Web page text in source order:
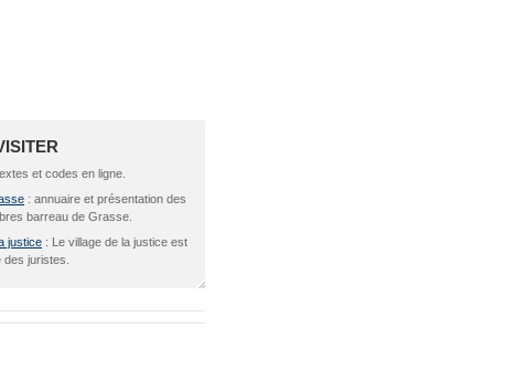
et codes en ligne.
: annuaire et présentation des
barreau de Grasse.
justice : Le village de la justice est
des juristes.